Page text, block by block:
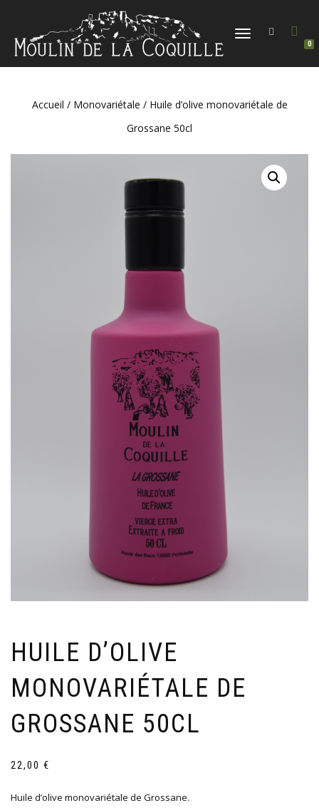
DÉPLIER
0
Accueil / Monovariétale / Huile d’olive monovariétale de
Grossane 50cl
HUILE D’OLIVE
MONOVARIÉTALE DE
GROSSANE 50CL
22,00 €
Huile d’olive monovariétale de Grossane.